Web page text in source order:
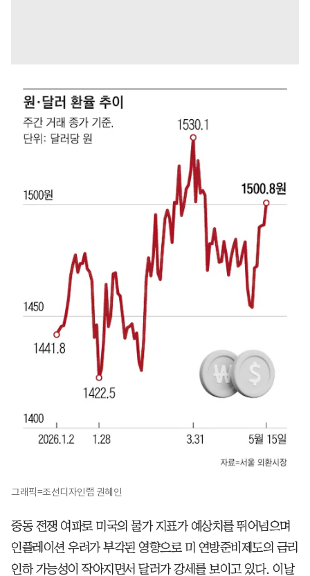
그래픽=조선디자인랩 권혜인
중동 전쟁 여파로 미국의 물가 지표가 예상치를 뛰어넘으며
인플레이션 우려가 부각된 영향으로 미 연방준비제도의 금리
인하 가능성이 작아지면서 달러가 강세를 보이고 있다. 이날